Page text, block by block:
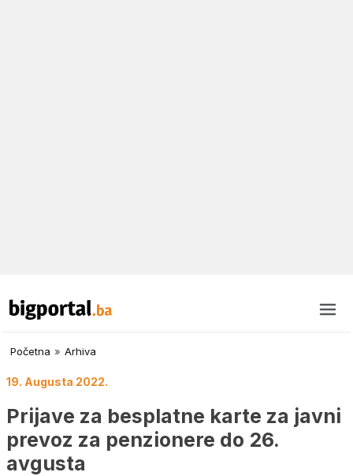
Početna » Arhiva
19. Augusta 2022.
Prijave za besplatne karte za javni
prevoz za penzionere do 26.
avgusta